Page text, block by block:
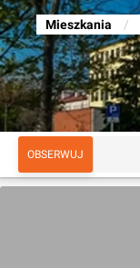
Mieszkania /
OBSERWUJ